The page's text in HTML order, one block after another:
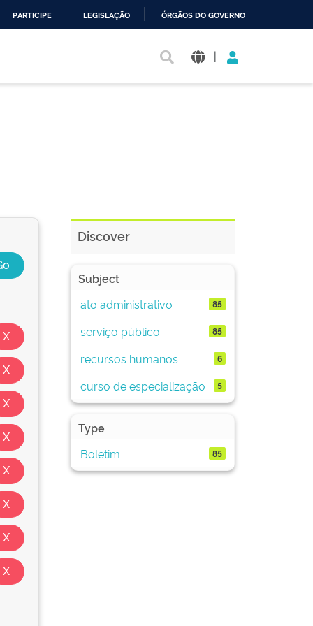
PARTICIPE LEGISLAÇÃO ÓRGÃOS DO GOVERNO
|
Discover
Subject
ato administrativo
85
serviço público 85
recursos humanos 6
curso de especialização 5
Type
Boletim
85